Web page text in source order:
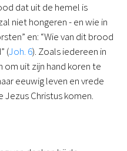
dat uit de hemel is
niet hongeren - en wie in
en: “Wie van dit brood
(Joh. 6). Zoals iedereen in
uit zijn hand koren te
eeuwig leven en vrede
Christus komen.